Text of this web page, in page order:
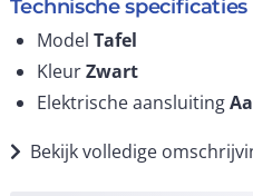
Technische specificaties
Model Tafel
KleurZwart
Elektrische aansluiting
Bekijk volledige